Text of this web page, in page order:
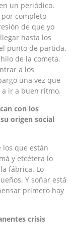
un periódico.
completo
de que yo
hasta los
punto de partida.
de la cometa.
a los
una vez que
a ir a buen ritmo.
con los
origen social
los que están
y etcétera lo
fábrica. Lo
Y soñar está
primero hay
crisis